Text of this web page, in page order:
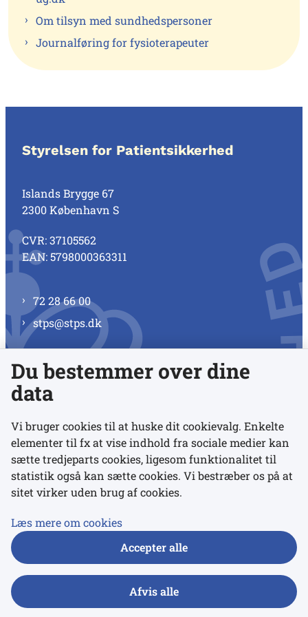
Om tilsyn med sundhedspersoner
Journalføring for fysioterapeuter
Styrelsen for Patientsikkerhed
Islands Brygge 67
2300 København S
CVR: 37105562
EAN: 5798000363311
72 28 66 00
stps@stps.dk
Se alle kontaktnumre
Links
Udgivelser
Du bestemmer over dine
data
Vi bruger cookies til at huske dit cookievalg. Enkelte
elementer til fx at vise indhold fra sociale medier kan
sætte tredjeparts cookies, ligesom funktionalitet til
statistik også kan sætte cookies. Vi bestræber os på at
sitet virker uden brug af cookies.
Læs mere om cookies
Accepter alle
Afvis alle